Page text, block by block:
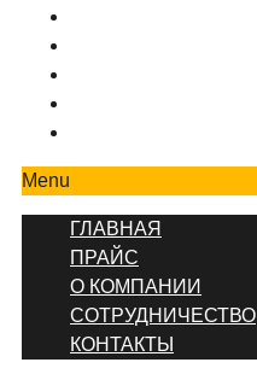
Menu
ГЛАВНАЯ
ПРАЙС
О КОМПАНИИ
СОТРУДНИЧЕСТВО
КОНТАКТЫ